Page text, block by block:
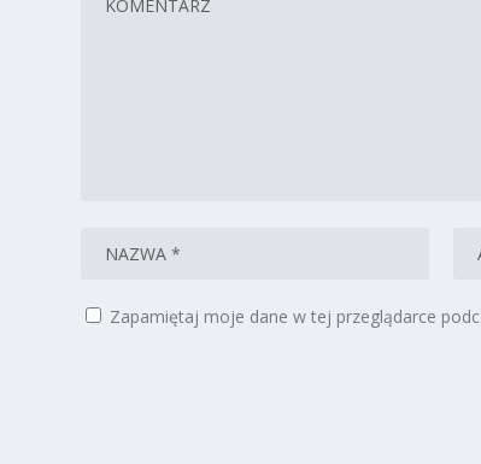
Zapamiętaj moje dane w tej przeglądarce